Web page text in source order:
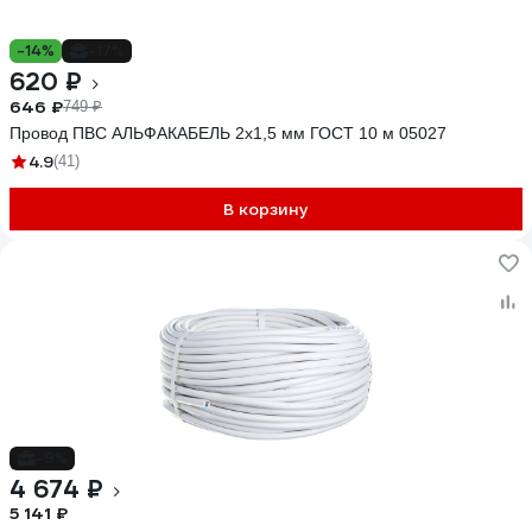
-14%
620 ₽
646 ₽749 ₽
Провод ПВС АЛЬФАКАБЕЛЬ 2х1,5 мм ГОСТ 10 м 05027
4.9(41)
В корзину
4 674 ₽
5 141 ₽